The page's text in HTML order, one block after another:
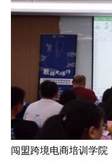
闯盟跨境电商培训学院